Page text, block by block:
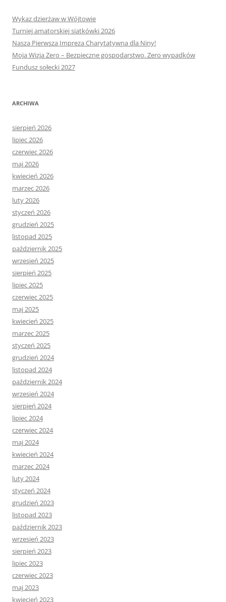
Wykaz dzierżaw w Wójtowie
Turniej amatorskiej siatkówki 2026
Nasza Pierwsza Impreza Charytatywna dla Niny!
Moja Wizja Zero – Bezpieczne gospodarstwo. Zero wypadków
Fundusz sołecki 2027
ARCHIWA
sierpień 2026
lipiec 2026
czerwiec 2026
maj 2026
kwiecień 2026
marzec 2026
luty 2026
styczeń 2026
grudzień 2025
listopad 2025
październik 2025
wrzesień 2025
sierpień 2025
lipiec 2025
czerwiec 2025
maj 2025
kwiecień 2025
marzec 2025
styczeń 2025
grudzień 2024
listopad 2024
październik 2024
wrzesień 2024
sierpień 2024
lipiec 2024
czerwiec 2024
maj 2024
kwiecień 2024
marzec 2024
luty 2024
styczeń 2024
grudzień 2023
listopad 2023
październik 2023
wrzesień 2023
sierpień 2023
lipiec 2023
czerwiec 2023
maj 2023
kwiecień 2023